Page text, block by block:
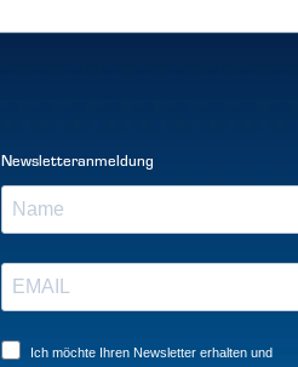
Newsletteranmeldung
Ich möchte Ihren Newsletter erhalten und